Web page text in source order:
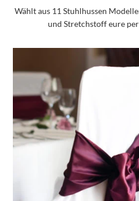
Wählt aus 11 Stuhlhussen
und Stretchstoff eure